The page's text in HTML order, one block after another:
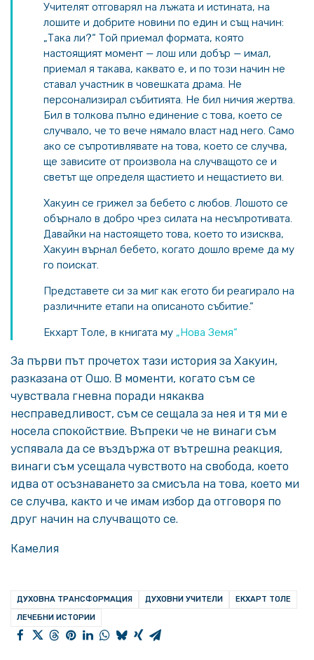
Учителят отговарял на лъжата и истината, на
лошите и добрите новини по един и същ начин:
„Така ли?“ Той приемал формата, която
настоящият момент — лош или добър — имал,
приемал я такава, каквато е, и по този начин не
ставал участник в човешката драма. Не
персонализирал събитията. Не бил ничия жертва.
Бил в толкова пълно единение с това, което се
случвало, че то вече нямало власт над него. Само
ако се съпротивлявате на това, което се случва,
ще зависите от произвола на случващото се и
светът ще определя щастието и нещастието ви.
Хакуин се грижел за бебето с любов. Лошото се
обърнало в добро чрез силата на несъпротивата.
Давайки на настоящето това, което то изисква,
Хакуин върнал бебето, когато дошло време да му
го поискат.
Представете си за миг как егото би реагирало на
различните етапи на описаното събитие.“
Екхарт Толе, в книгата му „Нова Земя“
За първи път прочетох тази история за Хакуин,
разказана от Ошо. В моменти, когато съм се
чувствала гневна поради някаква
несправедливост, съм се сещала за нея и тя ми е
носела спокойствие. Въпреки че не винаги съм
успявала да се въздържа от вътрешна реакция,
винаги съм усещала чувството на свобода, което
идва от осъзнаването за смисъла на това, което ми
се случва, както и че имам избор да отговоря по
друг начин на случващото се.
Камелия
ДУХОВНА ТРАНСФОРМАЦИЯ ДУХОВНИ УЧИТЕЛИ
ЕКХАРТ ТОЛЕ
ЛЕЧЕБНИ ИСТОРИИ